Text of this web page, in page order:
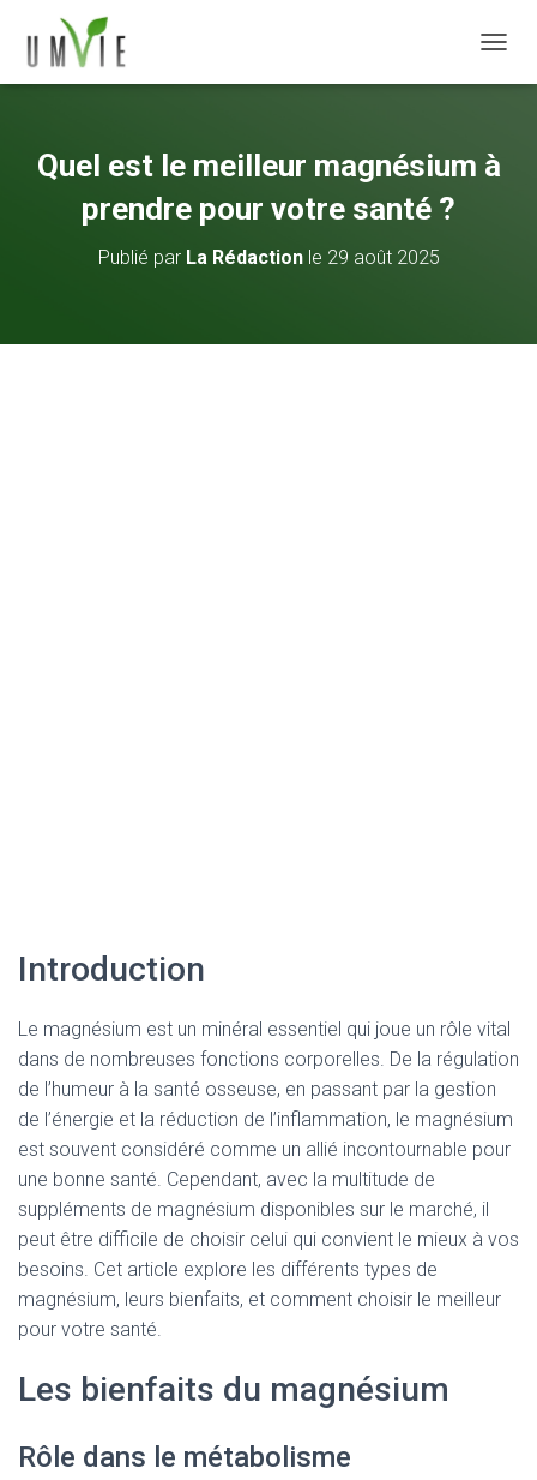
Quel est le meilleur magnésium à
prendre pour votre santé ?
Publié par La Rédactionle 29 août 2025
Introduction
Le magnésium est un minéral essentiel qui joue un rôle vital
dans de nombreuses fonctions corporelles. De la régulation
de l’humeur à la santé osseuse, en passant par la gestion
de l’énergie et la réduction de l’inflammation, le magnésium
est souvent considéré comme un allié incontournable pour
une bonne santé. Cependant, avec la multitude de
suppléments de magnésium disponibles sur le marché, il
peut être difficile de choisir celui qui convient le mieux à vos
besoins. Cet article explore les différents types de
magnésium, leurs bienfaits, et comment choisir le meilleur
pour votre santé.
Les bienfaits du magnésium
Rôle dans le métabolisme